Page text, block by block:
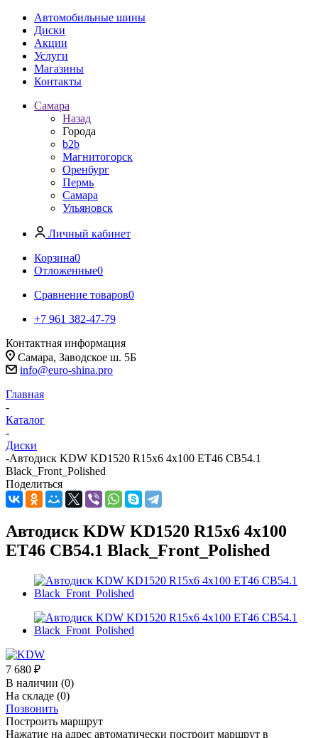
Автомобильные шины
Диски
Акции
Услуги
Магазины
Контакты
Самара
Назад
Города
b2b
Магнитогорск
Оренбург
Пермь
Самара
Ульяновск
Личный кабинет
Корзина0
Отложенные0
Сравнение товаров0
+7 961 382-47-79
Контактная информация
Самара, Заводское ш. 5Б
info@euro-shina.pro
Главная
-
Каталог
-
Диски
-Автодиск KDW KD1520 R15x6 4x100 ET46 CB54.1
Black_Front_Polished
Поделиться
Автодиск KDW KD1520 R15x6 4x100
ET46 CB54.1 Black_Front_Polished
7 680 ₽
В наличии (0)
На складе (0)
Позвонить
Построить маршрут
Нажатие на адрес автоматически построит маршрут в